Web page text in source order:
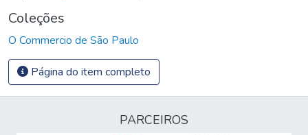
Coleções
O Commercio de São Paulo
Página do item completo
PARCEIROS